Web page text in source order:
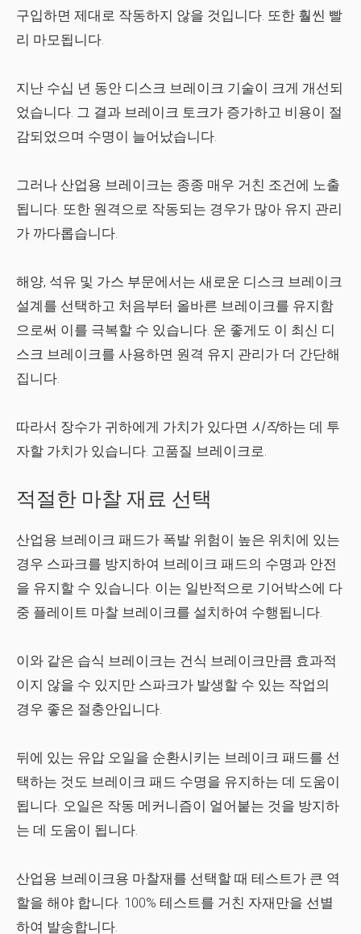
구입하면 제대로 작동하지 않을 것입니다. 또한 훨씬 빨
리 마모됩니다.
지난 수십 년 동안 디스크 브레이크 기술이 크게 개선되
었습니다. 그 결과 브레이크 토크가 증가하고 비용이 절
감되었으며 수명이 늘어났습니다.
그러나 산업용 브레이크는 종종 매우 거친 조건에 노출
됩니다. 또한 원격으로 작동되는 경우가 많아 유지 관리
가 까다롭습니다.
해양, 석유 및 가스 부문에서는 새로운 디스크 브레이크
설계를 선택하고 처음부터 올바른 브레이크를 유지함
으로써 이를 극복할 수 있습니다. 운 좋게도 이 최신 디
스크 브레이크를 사용하면 원격 유지 관리가 더 간단해
집니다.
따라서 장수가 귀하에게 가치가 있다면 시작하는 데 투
자할 가치가 있습니다. 고품질 브레이크로.
적절한 마찰 재료 선택
산업용 브레이크 패드가 폭발 위험이 높은 위치에 있는
경우 스파크를 방지하여 브레이크 패드의 수명과 안전
을 유지할 수 있습니다. 이는 일반적으로 기어박스에 다
중 플레이트 마찰 브레이크를 설치하여 수행됩니다.
이와 같은 습식 브레이크는 건식 브레이크만큼 효과적
이지 않을 수 있지만 스파크가 발생할 수 있는 작업의
경우 좋은 절충안입니다.
뒤에 있는 유압 오일을 순환시키는 브레이크 패드를 선
택하는 것도 브레이크 패드 수명을 유지하는 데 도움이
됩니다. 오일은 작동 메커니즘이 얼어붙는 것을 방지하
는 데 도움이 됩니다.
산업용 브레이크용 마찰재를 선택할 때 테스트가 큰 역
할을 해야 합니다. 100% 테스트를 거친 자재만을 선별
하여 발송합니다.